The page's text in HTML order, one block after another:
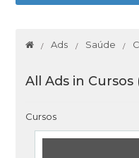
Ads Saúde
All Ads in Cursos
Cursos